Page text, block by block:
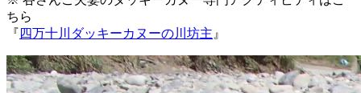
ちら
『 四万十川ダッキーカヌーの川坊主 』